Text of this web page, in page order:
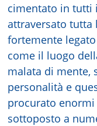
cimentato in tutti
attraversato tutta
fortemente
come il luogo
malata di mente,
personalità e
procurato
sottoposto a